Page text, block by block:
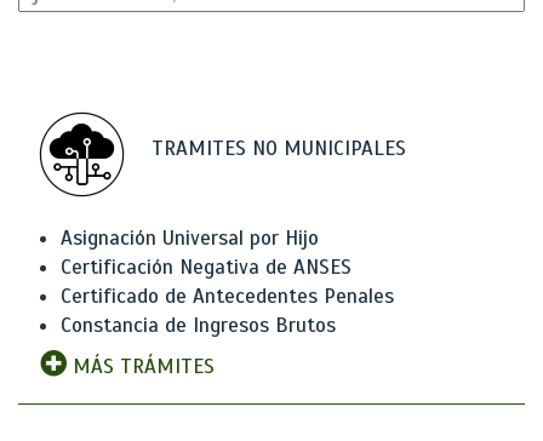
TRAMITES NO MUNICIPALES
Asignación Universal por Hijo
Certificación Negativa de ANSES
Certificado de Antecedentes Penales
Constancia de Ingresos Brutos
MÁS TRÁMITES